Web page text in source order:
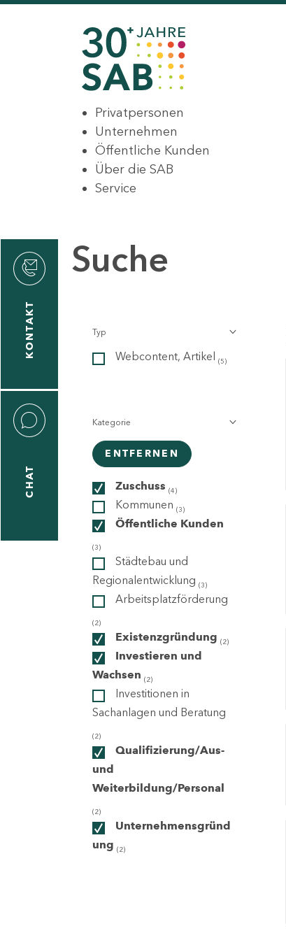
Privatpersonen
Unternehmen
Öffentliche Kunden
Über die SAB
Service
KONTAKT
CHAT
Suche
Typ
Webcontent, Artikel (5)
Kategorie
ENTFERNEN
Zuschuss (4)
Kommunen (3)
Öffentliche Kunden
(3)
Städtebau und
Regionalentwicklung (3)
Arbeitsplatzförderung
(2)
Existenzgründung (2)
Investieren und
Wachsen (2)
Investitionen in
Sachanlagen und Beratung
(2)
Qualifizierung/Aus-
und
Weiterbildung/Personal
(2)
Unternehmensgründ
ung (2)